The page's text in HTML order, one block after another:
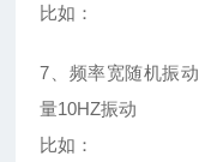
比如：
7、频率宽随机振
量10HZ振动
比如：